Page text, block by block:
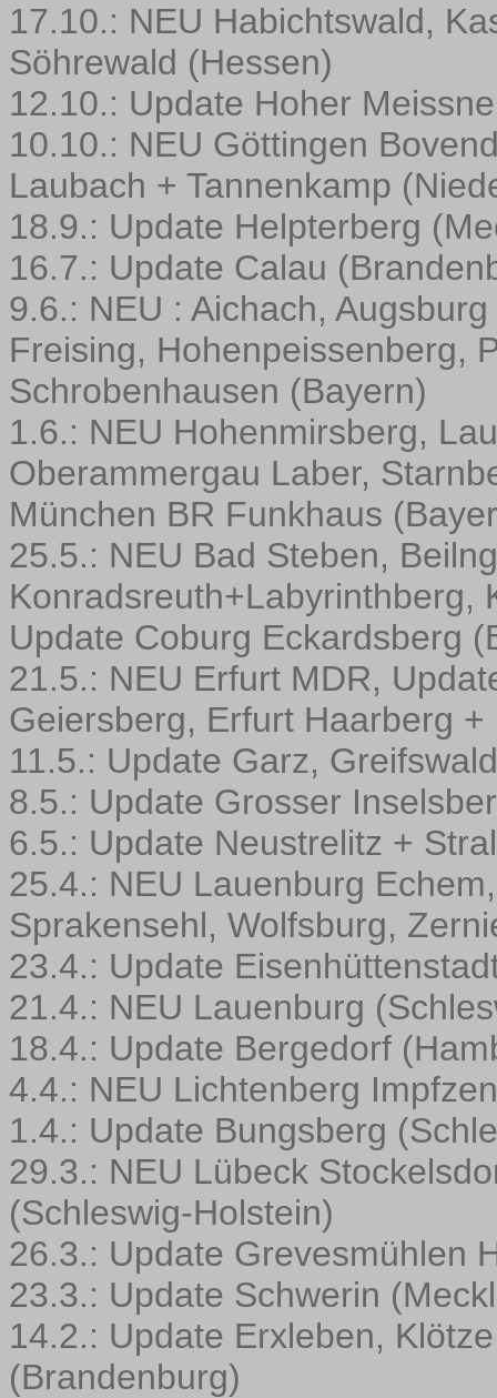
17.10.: NEU Habichtswald,
Söhrewald (Hessen)
12.10.: Update Hoher
10.10.: NEU Göttingen
Laubach + Tannenkamp
18.9.: Update Helpterberg
16.7.: Update Calau
9.6.: NEU : Aichach,
Freising, Hohenpeissenberg,
Schrobenhausen (Bayern)
1.6.: NEU Hohenmirsberg,
Oberammergau Laber,
München BR Funkhaus
25.5.: NEU Bad Steben,
Konradsreuth+Labyrinthberg,
Update Coburg Eckardsberg
21.5.: NEU Erfurt MDR,
Geiersberg, Erfurt Haarberg
11.5.: Update Garz,
8.5.: Update Grosser
6.5.: Update Neustrelitz +
25.4.: NEU Lauenburg
Sprakensehl, Wolfsburg,
23.4.: Update
21.4.: NEU Lauenburg
18.4.: Update Bergedorf
4.4.: NEU Lichtenberg
1.4.: Update Bungsberg
29.3.: NEU Lübeck
(Schleswig-Holstein)
26.3.: Update Grevesmühlen
23.3.: Update Schwerin
14.2.: Update Erxleben,
(Brandenburg)